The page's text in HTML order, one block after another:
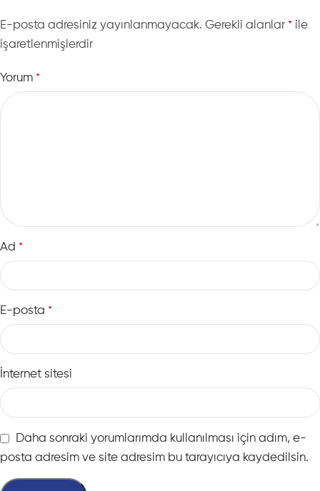
E-posta adresiniz yayınlanmayacak. Gerekli alanlar * ile
işaretlenmişlerdir
Yorum *
Ad *
E-posta *
İnternet sitesi
Daha sonraki yorumlarımda kullanılması için adım, e-
posta adresim ve site adresim bu tarayıcıya kaydedilsin.